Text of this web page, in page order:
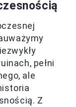
pełni
ale
Z